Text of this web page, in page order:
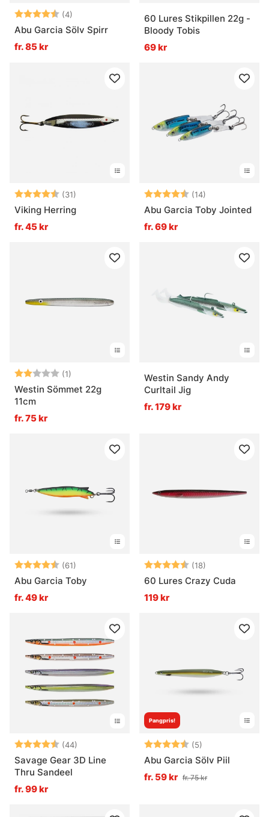
Betyg: (4)
4.8 utav 5 stjärnor
Abu Garcia Sölv Spirr
fr. 85 kr
60 Lures Stikpillen 22g -
Bloody Tobis
69 kr
Betyg: (31)
4.3 utav 5 stjärnor
Viking Herring
fr. 45 kr
Betyg: (14)
Abu Garcia Toby Jointed
fr. 69 kr
Betyg: (1)
2.0 utav 5 stjärnor
Westin Sömmet 22g
11cm
fr. 75 kr
Westin Sandy Andy
Curltail Jig
fr. 179 kr
Betyg: (61)
4.7 utav 5 stjärnor
Abu Garcia Toby
fr. 49 kr
Betyg: (18)
60 Lures Crazy Cuda
119 kr
Betyg: (44)
4.8 utav 5 stjärnor
Savage Gear 3D Line
Thru Sandeel
fr. 99 kr
Pangpris!
Betyg: (5)
Abu Garcia Sölv Piil
fr. 59 kr fr. 75 kr